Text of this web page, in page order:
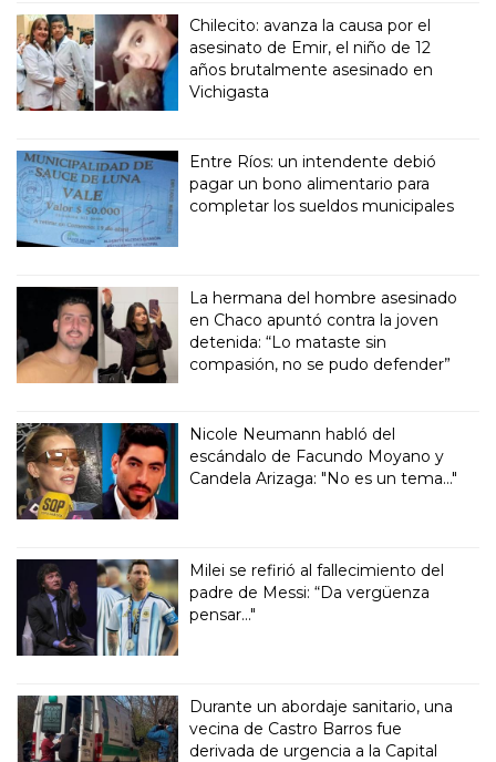
Chilecito: avanza la causa por el
asesinato de Emir, el niño de 12
años brutalmente asesinado en
Vichigasta
Entre Ríos: un intendente debió
pagar un bono alimentario para
completar los sueldos municipales
La hermana del hombre asesinado
en Chaco apuntó contra la joven
detenida: “Lo mataste sin
compasión, no se pudo defender”
Nicole Neumann habló del
escándalo de Facundo Moyano y
Candela Arizaga: "No es un tema..."
Milei se refirió al fallecimiento del
padre de Messi: “Da vergüenza
pensar..."
Durante un abordaje sanitario, una
vecina de Castro Barros fue
derivada de urgencia a la Capital